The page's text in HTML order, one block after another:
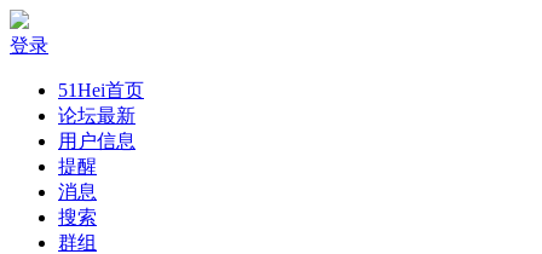
登录
51Hei首页
论坛最新
用户信息
提醒
消息
搜索
群组